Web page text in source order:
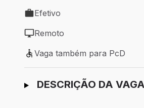
Tipo de vaga: Efetivo
Efetivo
Modelo de trabalho: Remoto
Remoto
Vaga também para PcD
Vaga também para PcD
Ir para candidatura
DESCRIÇÃO DA VAGA